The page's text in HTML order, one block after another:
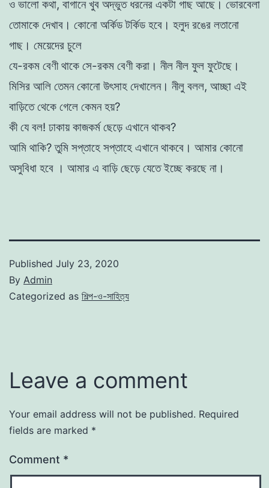
ও ভালাে কথা, বাগানে খুব অদ্ভুত ধরনের একটা গাছ আছে। ভােরবেলা
তােমাকে দেখাব। কোনাে অর্কিড টর্কিড হবে। হলুদ রঙের লতানাে
গাছ। মেয়েদের চুলে
যে-রকম বেণী থাকে সে-রকম বেণী করা। নীল নীল ফুল ফুটেছে।
মিসির আলি তেমন কোনাে উৎসাহ দেখালেন। নীলু বলল, আচ্ছা এই
বাড়িতেথেকে গেলে কেমন হয়?
কী যে বল! ঢাকায় কাজকর্ম ছেড়ে এখানে থাকব?
আমি থাকি? তুমি সপ্তাহে সপ্তাহে এখানে থাকবে। আমার কোনাে
অসুবিধা হবে । আমার এ বাড়ি ছেড়ে যেতে ইচ্ছে করছে না।
Published July 23, 2020
By Admin
Categorized as শিল্প-ও-সাহিত্য
Leave a comment
Your email address will not be published. Required
fields are marked *
Comment *